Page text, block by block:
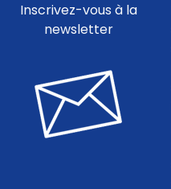
Inscrivez-vous à la
newsletter